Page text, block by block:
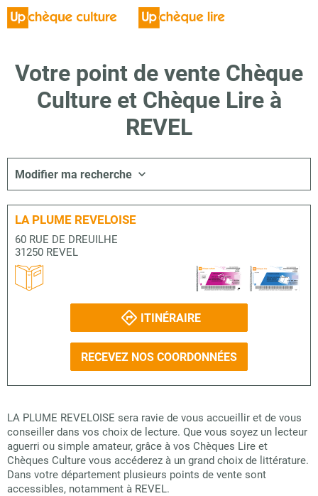
Votre point de vente Chèque
Culture et Chèque Lire à
REVEL
Modifier ma recherche
LA PLUME REVELOISE
60 RUE DE DREUILHE
31250 REVEL
ITINÉRAIRE
RECEVEZ NOS COORDONNÉES
LA PLUME REVELOISE sera ravie de vous accueillir et de vous
conseiller dans vos choix de lecture. Que vous soyez un lecteur
aguerri ou simple amateur, grâce à vos Chèques Lire et
Chèques Culture vous accéderez à un grand choix de littérature.
Dans votre département plusieurs points de vente sont
accessibles, notamment à REVEL.